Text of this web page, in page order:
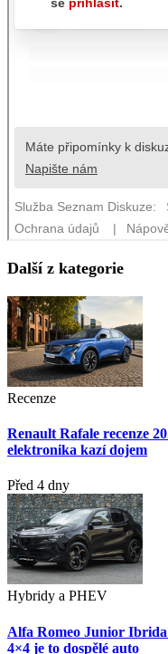
Další z kategorie
Recenze
Renault Rafale recenze
elektronika kazí dojem
Před 4 dny
Hybridy a PHEV
Alfa Romeo Junior Ibrida
4×4 je to dospělé auto